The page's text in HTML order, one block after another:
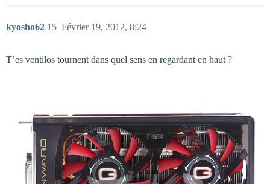
kyosho62 Février 19, 2012, 8:24
15
T’es ventilos tournent dans quel sens en regardant en haut ?